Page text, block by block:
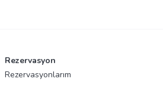
Rezervasyon
Rezervasyonlarım